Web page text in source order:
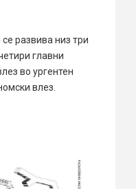
развива низ три
главни
во ургентен
влез.